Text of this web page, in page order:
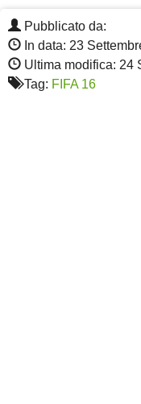
Pubblicato da:
In data: 23
Ultima modifica: 24
Tag: FIFA 16